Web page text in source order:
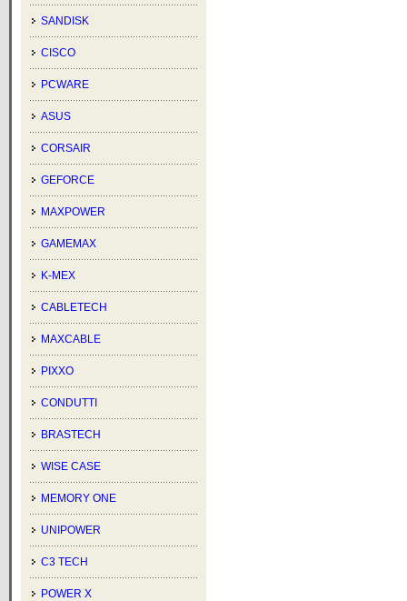
SANDISK
CISCO
PCWARE
ASUS
CORSAIR
GEFORCE
MAXPOWER
GAMEMAX
K-MEX
CABLETECH
MAXCABLE
PIXXO
CONDUTTI
BRASTECH
WISE CASE
MEMORY ONE
UNIPOWER
C3 TECH
POWER X